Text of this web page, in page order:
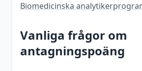
Biomedicinska
Vanliga frågor om
antagningspoäng